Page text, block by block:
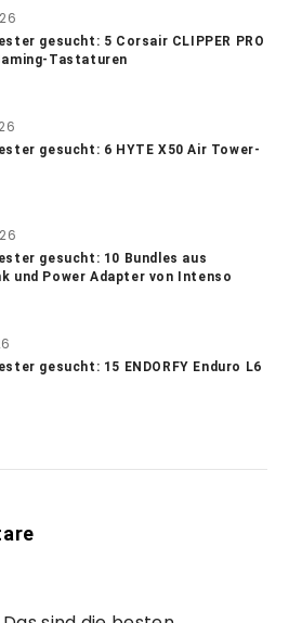
gesucht: 5 Corsair CLIPPER PRO
Tastaturen
gesucht: 6 HYTE X50 Air Tower-
gesucht: 10 Bundles aus
und Power Adapter von Intenso
gesucht: 15 ENDORFY Enduro L6